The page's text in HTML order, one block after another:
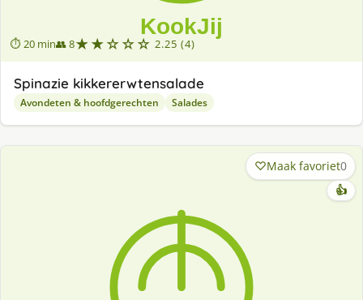
⏱ 20 min👥 8★★☆☆☆ 2.25 (4)
Spinazie kikkererwtensalade
Avondeten & hoofdgerechten Salades
Maak favoriet0
👍